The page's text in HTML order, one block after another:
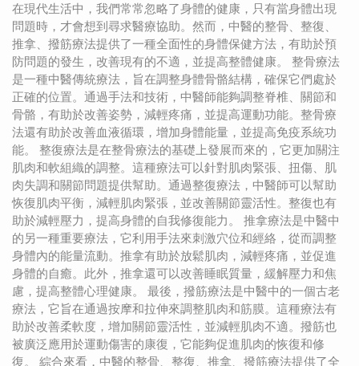
在現代生活中，我們常常忽略了身體的健康，只有當身體出現
問題時，才會想到尋求醫療協助。然而，中醫的整骨、整復、
推拿、撥筋療法提供了一種全面性的身體保健方法，有助於預
防問題的發生，改善現有的不適，並提高整體健康。 整骨療法
是一種中醫傳統療法，旨在調整身體骨骼結構，確保它們處於
正確的位置。通過手法和技術，中醫師能夠調整脊椎、關節和
骨骼，有助於改善姿勢，減輕疼痛，並提高運動功能。整骨療
法還有助於改善血液循環，增加身體能量，並提高免疫系統功
能。 整復療法是在整骨療法的基礎上發展而來的，它更加關注
肌肉和軟組織的調整。這種療法可以針對肌肉緊張、扭傷、肌
肉失調和關節問題提供幫助。通過整復療法，中醫師可以幫助
恢復肌肉平衡，減輕肌肉緊張，並改善關節靈活性。整復也有
助於減輕壓力，提高身體的自我修復能力。 推拿療法是中醫中
的另一種重要療法，它利用手法來刺激穴位和經絡，從而調整
身體內的能量流動。推拿有助於放鬆肌肉，減輕疼痛，並促進
身體的自癒。此外，推拿還可以改善睡眠質量，緩解壓力和焦
慮，提高整體心理健康。 最後，撥筋療法是中醫中的一個古老
療法，它旨在通過按摩和拉伸來調整肌肉和筋膜。這種療法有
助於改善柔軟度，增加關節靈活性，並減輕肌肉不適。撥筋也
被廣泛應用於運動傷害的康復，它能夠促進肌肉的恢復和修
復。 綜合來看，中醫的整骨、整復、推拿、撥筋療法提供了全